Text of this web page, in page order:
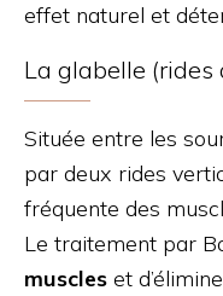
effet naturel et
La glabelle (rides
Située entre les
par deux rides
fréquente des
Le traitement par
muscles et